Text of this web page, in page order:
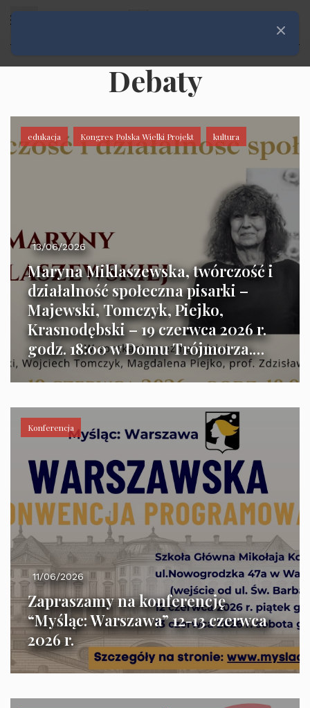
Debaty
edukacja Kongres Polska Wielki Projekt kultura
13/06/2026
Maryna Miklaszewska, twórczość i
działalność społeczna pisarki –
Majewski, Tomczyk, Piejko,
Krasnodębski – 19 czerwca 2026 r.
godz. 18:00 w Domu Trójmorza.
Zapraszamy!
Konferencja
11/06/2026
Zapraszamy na konferencję
“Myśląc: Warszawa” 12-13 czerwca
2026 r.
Zamknij